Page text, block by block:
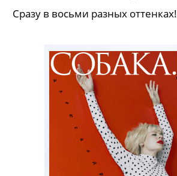
Сразу в восьми разных оттенках!